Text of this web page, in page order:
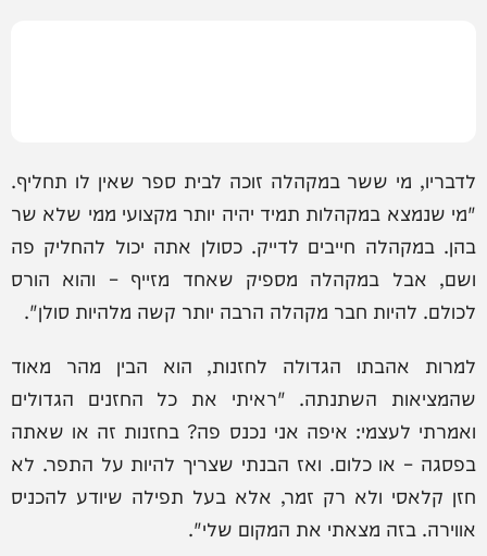
לדבריו, מי ששר במקהלה זוכה לבית ספר שאין לו תחליף.
"מי שנמצא במקהלות תמיד יהיה יותר מקצועי ממי שלא שר
בהן. במקהלה חייבים לדייק. כסולן אתה יכול להחליק פה
ושם, אבל במקהלה מספיק שאחד מזייף – והוא הורס
לכולם. להיות חבר מקהלה הרבה יותר קשה מלהיות סולן".
למרות אהבתו הגדולה לחזנות, הוא הבין מהר מאוד
שהמציאות השתנתה. "ראיתי את כל החזנים הגדולים
ואמרתי לעצמי: איפה אני נכנס פה? בחזנות זה או שאתה
בפסגה – או כלום. ואז הבנתי שצריך להיות על התפר. לא
חזן קלאסי ולא רק זמר, אלא בעל תפילה שיודע להכניס
אווירה. בזה מצאתי את המקום שלי".